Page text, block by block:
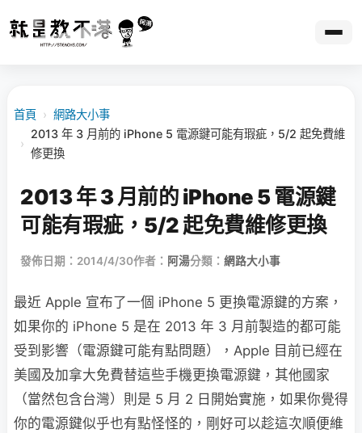
首頁 › 網路大小事
›
2013 年 3 月前的 iPhone 5 電源鍵可能有瑕疵，5/2 起免費維
修更換
2013 年 3 月前的 iPhone 5 電源鍵
可能有瑕疵，5/2 起免費維修更換
發佈日期：2014/4/30作者： 阿湯分類： 網路大小事
最近 Apple 宣布了一個 iPhone 5 更換電源鍵的方案，
如果你的 iPhone 5 是在 2013 年 3 月前製造的都可能
受到影響（電源鍵可能有點問題），Apple 目前已經在
美國及加拿大免費替這些手機更換電源鍵，其他國家
（當然包含台灣）則是 5 月 2 日開始實施，如果你覺得
你的電源鍵似乎也有點怪怪的，剛好可以趁這次順便維